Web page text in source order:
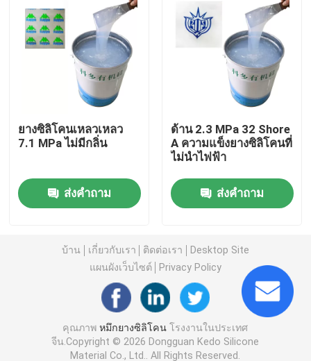
หมึกซิลิโคนลายนูน
ซิลิโคนแม่พิมพ์เหลว
ถุงเท้าซิลิโคน
ซิลิโคนเคลือบเงา
ยางซิลิโคนนำไฟฟ้า
ยางซิลิโคนเหลวเหลว
7.1 MPa ไม่มีกลิ่น
ส่งคำถาม
ด้าน 2.3 MPa 32 Shore
A ความแข็งยางซิลิโคนที่
ไม่นำไฟฟ้า
ส่งคำถาม
บ้าน เกี่ยวกับเรา ติดต่อเรา
Desktop Site
แผนผังเว็บไซต์
Privacy Policy
คุณภาพหมึกยางซิลิโคน โรงงานในประเทศ
จีน.Copyright © 2026 Dongguan Kedo Silicone
Material Co., Ltd.. All Rights Reserved.